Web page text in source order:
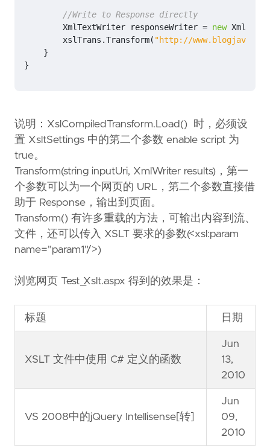
//Write to Response directly
XmlTextWriter
responseWriter = new
xslTrans .Transform( "http://
}
}
说明：XslCompiledTransform.Load() 时，必须设
置 XsltSettings 中的第二个参数 enable script 为
true。
Transform(string inputUri, XmlWriter results)，第一
个参数可以为一个网页的 URL，第二个参数直接借
助于 Response，输出到页面。
Transform() 有许多重载的方法，可输出内容到流、
文件，还可以传入 XSLT 要求的参数(<xsl:param
name="param1"/>)
浏览网页 Test_Xslt.aspx 得到的效果是：
标题 日期
XSLT 文件中使用 C# 定义的函数
Jun
13,
2010
VS 2008中的jQuery Intellisense[转]
Jun
09,
2010